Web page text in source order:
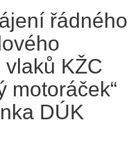
řádného
KŽC
motoráček“
DÚK